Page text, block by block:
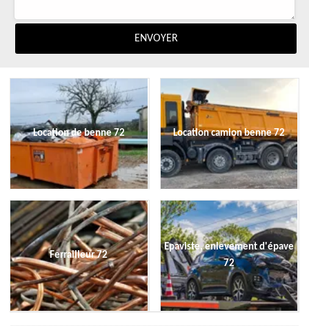
Location de benne 72 Location camion benne 72
Ferrailleur 72
Epaviste, enlevement d'épave
72